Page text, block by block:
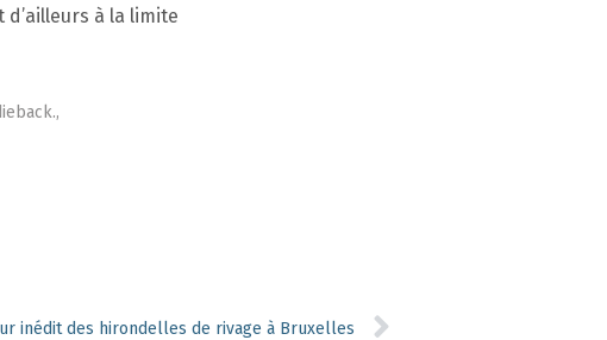
à la limite
inédit des hirondelles de rivage à Bruxelles